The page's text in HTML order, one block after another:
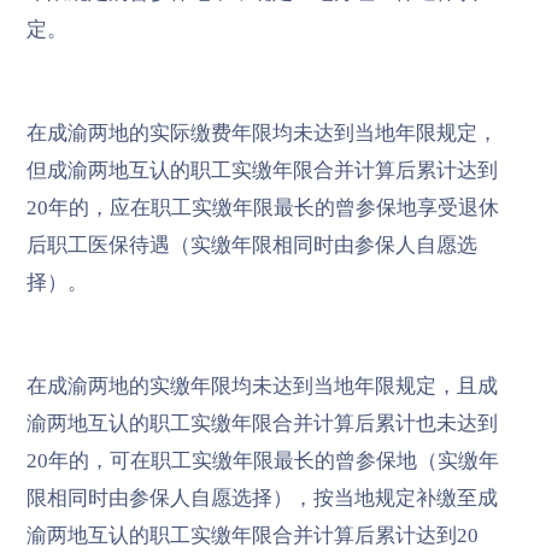
定。
在成渝两地的实际缴费年限均未达到当地年限规定，
但成渝两地互认的职工实缴年限合并计算后累计达到
20年的，应在职工实缴年限最长的曾参保地享受退休
后职工医保待遇（实缴年限相同时由参保人自愿选
择）。
在成渝两地的实缴年限均未达到当地年限规定，且成
渝两地互认的职工实缴年限合并计算后累计也未达到
20年的，可在职工实缴年限最长的曾参保地（实缴年
限相同时由参保人自愿选择），按当地规定补缴至成
渝两地互认的职工实缴年限合并计算后累计达到20